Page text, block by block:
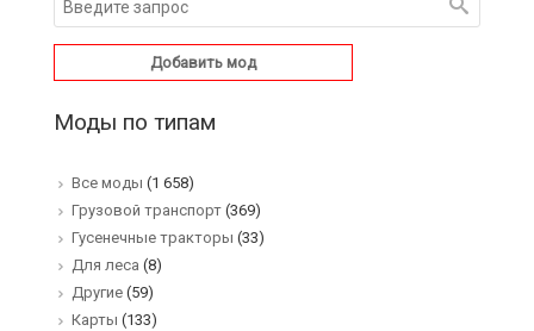
Добавить мод
Моды по типам
Все моды (1 658)
Грузовой транспорт (369)
Гусенечные тракторы (33)
Для леса (8)
Другие (59)
Карты (133)